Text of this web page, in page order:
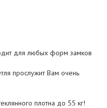
для любых форм замков
прослужит Вам очень
плотна до 55 кг!